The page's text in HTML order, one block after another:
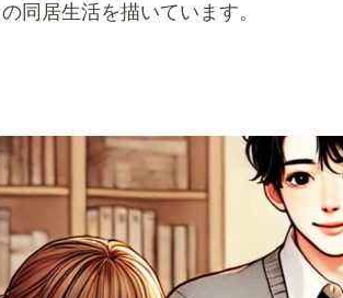
同居生活を描いています。